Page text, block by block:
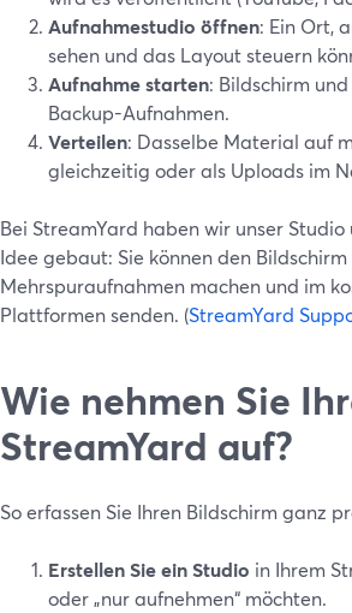
Aufnahmestudio öffnen: Ein Ort,
sehen und das Layout steuern
Aufnahme starten: Bildschirm
Backup-Aufnahmen.
Verteilen: Dasselbe Material auf
gleichzeitig oder als Uploads im
Bei StreamYard haben wir unser
Idee gebaut: Sie können den
Mehrspuraufnahmen machen und im
Plattformen senden. (StreamYard
Wie nehmen Sie
StreamYard auf?
So erfassen Sie Ihren Bildschirm ganz
Erstellen Sie ein Studio in Ihrem
oder „nur aufnehmen“ möchten.